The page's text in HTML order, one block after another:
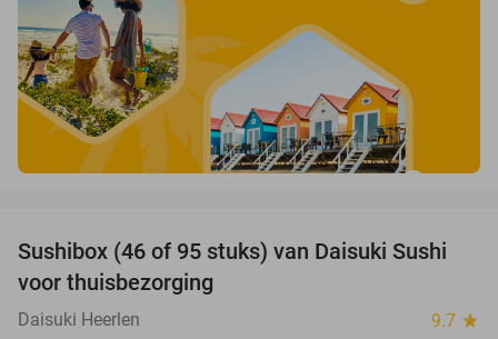
46%
Sushibox (46 of 95 stuks) van Daisuki Sushi
voor thuisbezorging
Daisuki Heerlen 9.7 star